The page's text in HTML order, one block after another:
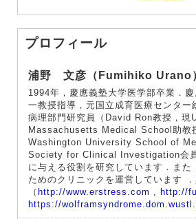
プロフィール
浦野 文彦（Fumihiko Urano
1994年，慶應義塾大学医学部卒業．
一教授指導，元国立成育医療センタ
病理部門研究員（David Ron教授，
Massachusetts Medical School助教
Washington University School of
Society for Clinical Investigation会員
に与える役割を研究しています．ま
ためのクリニックを運営しています
（ http://www.erstress.com , http://
https://